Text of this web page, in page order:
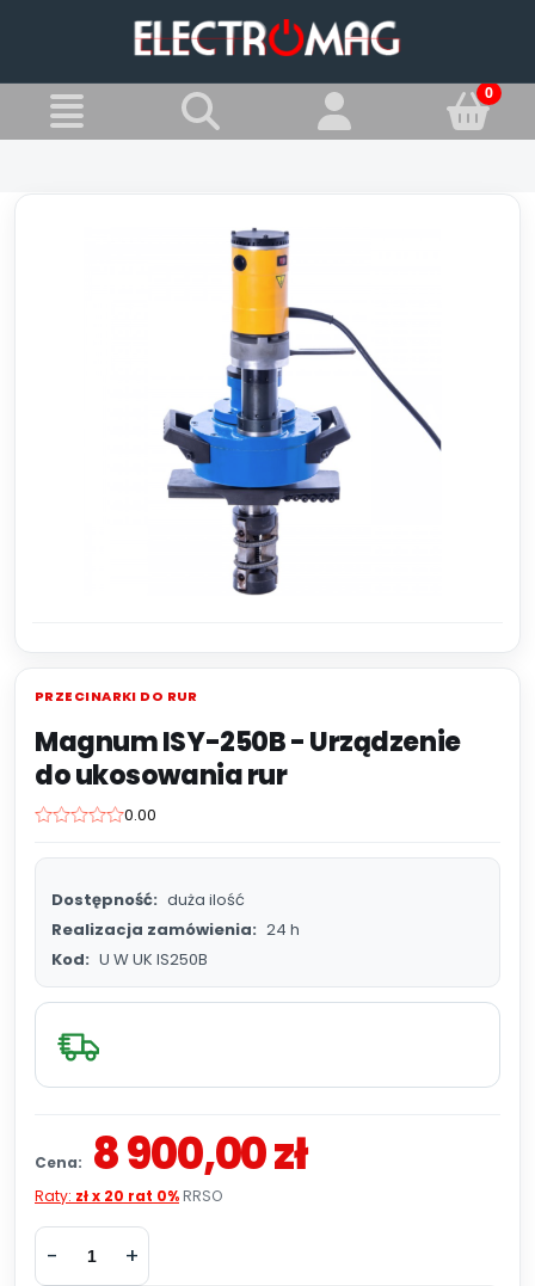
Przecinarki do rur
PRZECINARKI DO RUR
Magnum ISY-250B - Urządzenie
do ukosowania rur
0.00
Dostępność: duża ilość
Realizacja zamówienia: 24 h
Kod: U W UK IS250B
Cena: 8 900,00 zł
Raty: zł x 20 rat 0% RRSO